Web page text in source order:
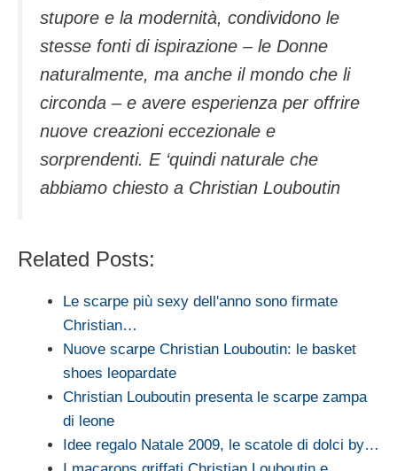
stupore e la modernità, condividono le
stesse fonti di ispirazione – le Donne
naturalmente, ma anche il mondo che li
circonda – e avere esperienza per offrire
nuove creazioni eccezionale e
sorprendenti. E ‘quindi naturale che
abbiamo chiesto a Christian Louboutin
Related Posts:
Le scarpe più sexy dell'anno sono firmate
Christian…
Nuove scarpe Christian Louboutin: le basket
shoes leopardate
Christian Louboutin presenta le scarpe zampa
di leone
Idee regalo Natale 2009, le scatole di dolci by…